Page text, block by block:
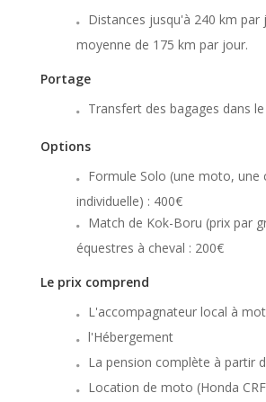
Distances jusqu'à 240 km par
moyenne de 175 km par jour.
Portage
Transfert des bagages dans
Options
Formule Solo (une moto, une
individuelle) : 400€
Match de Kok-Boru (prix par
équestres à cheval : 200€
Le prix comprend
L'accompagnateur local à
l'Hébergement
La pension complète à partir
Location de moto (Honda